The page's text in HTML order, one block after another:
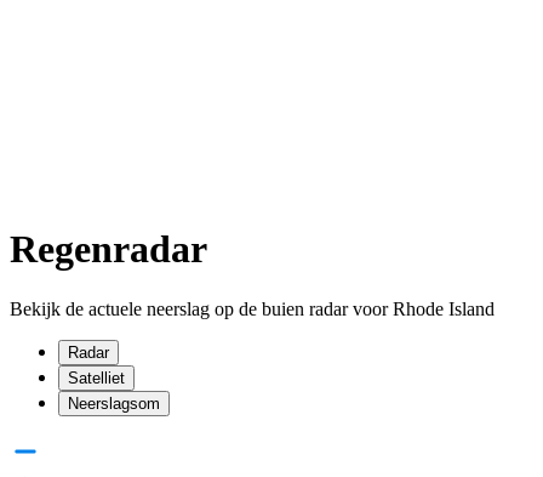
Regenradar
Bekijk de actuele neerslag op de buien radar voor Rhode Island
Radar
Satelliet
Neerslagsom